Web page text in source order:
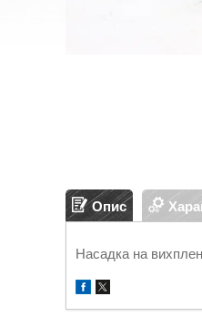
Опис
Насадка на